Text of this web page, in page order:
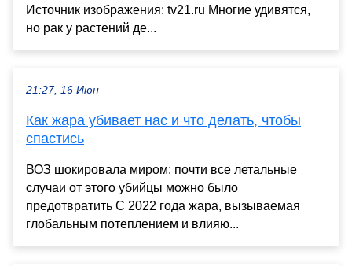
Источник изображения: tv21.ru Многие удивятся,
но рак у растений де...
21:27, 16 Июн
Как жара убивает нас и что делать, чтобы
спастись
ВОЗ шокировала миром: почти все летальные
случаи от этого убийцы можно было
предотвратить С 2022 года жара, вызываемая
глобальным потеплением и влияю...